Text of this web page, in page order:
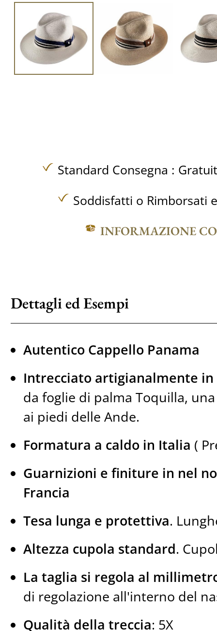
Standard Consegna :
Soddisfatti o Rimborsati
INFORMAZIONE
Dettagli ed Esempi
Autentico Cappello Panama
Intrecciato artigianalmente in
da foglie di palma Toquilla,
ai piedi delle Ande.
Formatura a caldo in Italia (
Guarnizioni e finiture in nel
Francia
Tesa lunga e protettiva.
Altezza cupola standard.
La taglia si regola al
di regolazione all'interno del
Qualità della treccia: 5X